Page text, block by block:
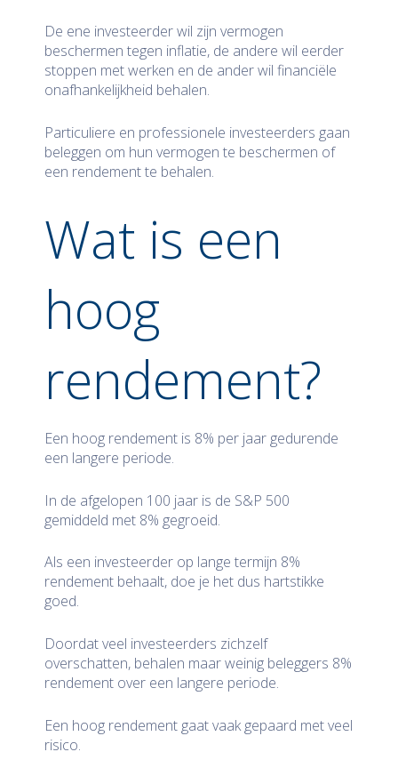
De ene investeerder wil zijn vermogen
beschermen tegen inflatie, de andere wil eerder
stoppen met werken en de ander wil financiële
onafhankelijkheid behalen.
Particuliere en professionele investeerders gaan
beleggen om hun vermogen te beschermen of
een rendement te behalen.
Wat is een
hoog
rendement?
Een hoog rendement is 8% per jaar gedurende
een langere periode.
In de afgelopen 100 jaar is de S&P 500
gemiddeld met 8% gegroeid.
Als een investeerder op lange termijn 8%
rendement behaalt, doe je het dus hartstikke
goed.
Doordat veel investeerders zichzelf
overschatten, behalen maar weinig beleggers 8%
rendement over een langere periode.
Een hoog rendement gaat vaak gepaard met veel
risico.